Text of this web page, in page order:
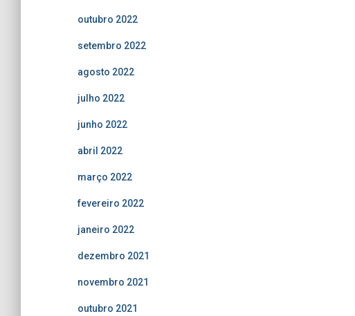
outubro 2022
setembro 2022
agosto 2022
julho 2022
junho 2022
abril 2022
março 2022
fevereiro 2022
janeiro 2022
dezembro 2021
novembro 2021
outubro 2021